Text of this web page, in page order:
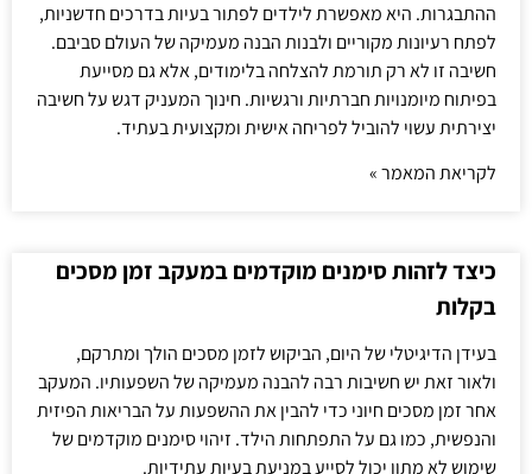
ההתבגרות. היא מאפשרת לילדים לפתור בעיות בדרכים חדשניות,
לפתח רעיונות מקוריים ולבנות הבנה מעמיקה של העולם סביבם.
חשיבה זו לא רק תורמת להצלחה בלימודים, אלא גם מסייעת
בפיתוח מיומנויות חברתיות ורגשיות. חינוך המעניק דגש על חשיבה
יצירתית עשוי להוביל לפריחה אישית ומקצועית בעתיד.
לקריאת המאמר »
כיצד לזהות סימנים מוקדמים במעקב זמן מסכים
בקלות
בעידן הדיגיטלי של היום, הביקוש לזמן מסכים הולך ומתרקם,
ולאור זאת יש חשיבות רבה להבנה מעמיקה של השפעותיו. המעקב
אחר זמן מסכים חיוני כדי להבין את ההשפעות על הבריאות הפיזית
והנפשית, כמו גם על התפתחות הילד. זיהוי סימנים מוקדמים של
שימוש לא מתון יכול לסייע במניעת בעיות עתידיות.